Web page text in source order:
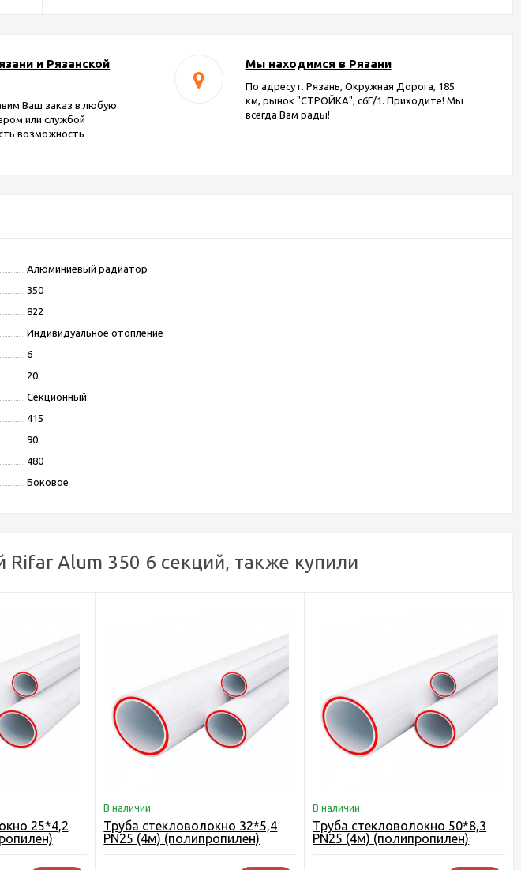
и Рязанской
Ваш заказ в любую
или службой
возможность
Мы находимся в Рязани
По адресу г. Рязань, Окружная Дорога, 185
км, рынок "СТРОЙКА", с6Г/1. Приходите! Мы
всегда Вам рады!
Алюминиевый радиатор
350
822
Индивидуальное отопление
6
20
Секционный
415
90
480
Боковое
Alum 350 6 секций, также купили
25*4,2
В наличии
Труба стекловолокно 32*5,4
PN25 (4м) (полипропилен)
В наличии
Труба стекловолокно 50*8,3
PN25 (4м) (полипропилен)